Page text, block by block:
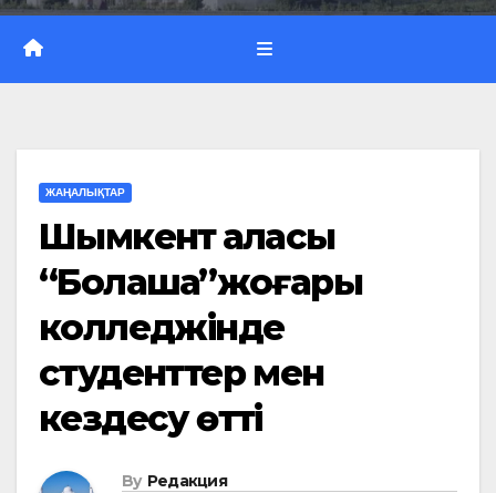
ЖАҢАЛЫҚТАР
Шымкент қаласы
“Болашақ”жоғары
колледжінде
студенттер мен
кездесу өтті
By Редакция